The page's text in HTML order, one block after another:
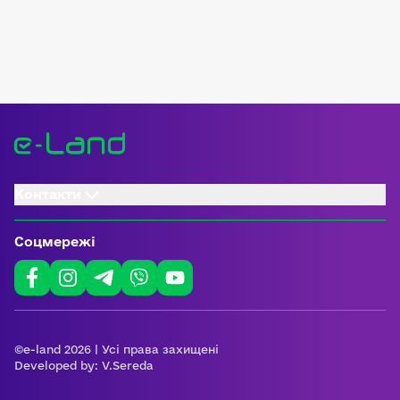
Соцмережі
©e-land 2026 | Усі права захищені
Developed by: V.Sereda